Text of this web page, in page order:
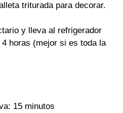
triturada para decorar.
y lleva al refrigerador
horas (mejor si es toda la
15 minutos